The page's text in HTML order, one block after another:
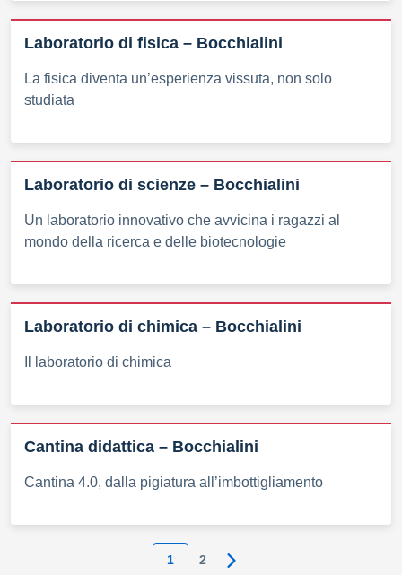
Laboratorio di fisica – Bocchialini
La fisica diventa un’esperienza vissuta, non solo
studiata
Laboratorio di scienze – Bocchialini
Un laboratorio innovativo che avvicina i ragazzi al
mondo della ricerca e delle biotecnologie
Laboratorio di chimica – Bocchialini
Il laboratorio di chimica
Cantina didattica – Bocchialini
Cantina 4.0, dalla pigiatura all’imbottigliamento
1 2 Pagina successiva